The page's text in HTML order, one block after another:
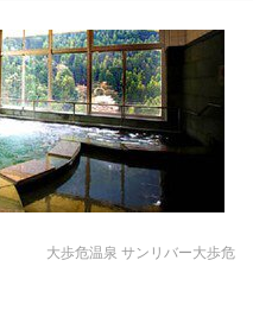
大歩危温泉 サンリバー大歩危